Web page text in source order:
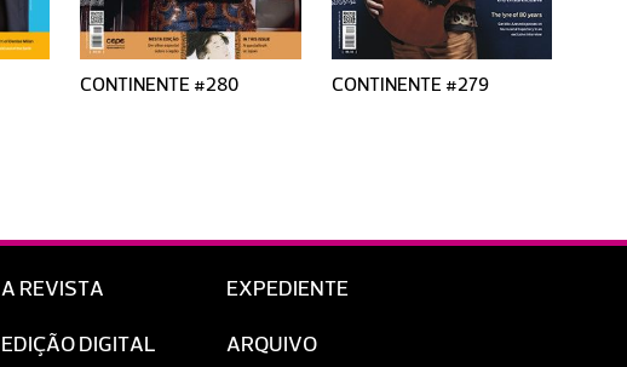
CONTINENTE #280 CONTINENTE #279
A REVISTA
EDIÇÃO DIGITAL
EXPEDIENTE
ARQUIVO